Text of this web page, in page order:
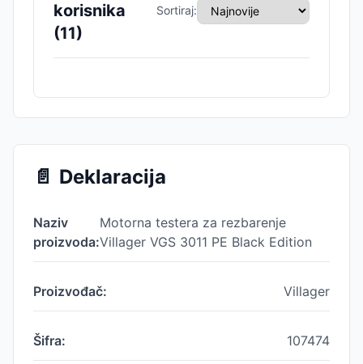
korisnika
(11)
Sortiraj:
📄 Deklaracija
Naziv
proizvoda:
Motorna testera za rezbarenje
Villager VGS 3011 PE Black Edition
Proizvođač: Villager
Šifra: 107474